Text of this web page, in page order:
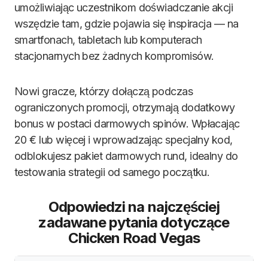
umożliwiając uczestnikom doświadczanie akcji
wszędzie tam, gdzie pojawia się inspiracja — na
smartfonach, tabletach lub komputerach
stacjonarnych bez żadnych kompromisów.
Nowi gracze, którzy dołączą podczas
ograniczonych promocji, otrzymają dodatkowy
bonus w postaci darmowych spinów. Wpłacając
20 € lub więcej i wprowadzając specjalny kod,
odblokujesz pakiet darmowych rund, idealny do
testowania strategii od samego początku.
Odpowiedzi na najczęściej
zadawane pytania dotyczące
Chicken Road Vegas